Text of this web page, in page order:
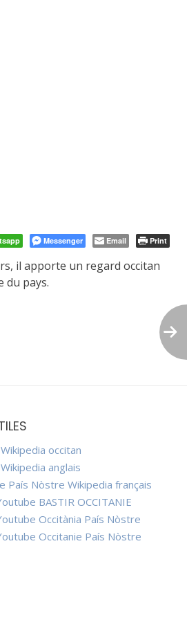
Messenger Email Print
il apporte un regard occitan
du pays.
occitan
anglais
País Nòstre Wikipedia français
BASTIR OCCITANIE
Occitània País Nòstre
Occitanie País Nòstre